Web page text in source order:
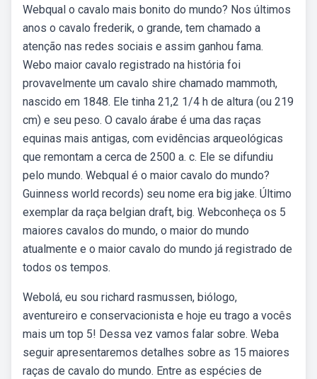
Webqual o cavalo mais bonito do mundo? Nos últimos
anos o cavalo frederik, o grande, tem chamado a
atenção nas redes sociais e assim ganhou fama.
Webo maior cavalo registrado na história foi
provavelmente um cavalo shire chamado mammoth,
nascido em 1848. Ele tinha 21,2 1/4 h de altura (ou 219
cm) e seu peso. O cavalo árabe é uma das raças
equinas mais antigas, com evidências arqueológicas
que remontam a cerca de 2500 a. c. Ele se difundiu
pelo mundo. Webqual é o maior cavalo do mundo?
Guinness world records) seu nome era big jake. Último
exemplar da raça belgian draft, big. Webconheça os 5
maiores cavalos do mundo, o maior do mundo
atualmente e o maior cavalo do mundo já registrado de
todos os tempos.
Webolá, eu sou richard rasmussen, biólogo,
aventureiro e conservacionista e hoje eu trago a vocês
mais um top 5! Dessa vez vamos falar sobre. Weba
seguir apresentaremos detalhes sobre as 15 maiores
raças de cavalo do mundo. Entre as espécies de